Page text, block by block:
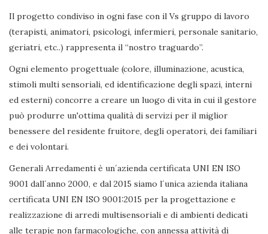
Il progetto condiviso in ogni fase con il Vs gruppo di lavoro
(terapisti, animatori, psicologi, infermieri, personale sanitario,
geriatri, etc..) rappresenta il “nostro traguardo”.
Ogni elemento progettuale (colore, illuminazione, acustica,
stimoli multi sensoriali, ed identificazione degli spazi, interni
ed esterni) concorre a creare un luogo di vita in cui il gestore
può produrre un'ottima qualità di servizi per il miglior
benessere del residente fruitore, degli operatori, dei familiari
e dei volontari.
Generali Arredamenti è un´azienda certificata UNI EN ISO
9001 dall´anno 2000, e dal 2015 siamo l´unica azienda italiana
certificata UNI EN ISO 9001:2015 per la progettazione e
realizzazione di arredi multisensoriali e di ambienti dedicati
alle terapie non farmacologiche, con annessa attività di